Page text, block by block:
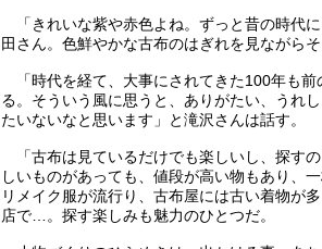
「きれいな紫や赤色よね。ずっと昔の時代
田さん。色鮮やかな古布のはぎれを見ながら
「時代を経て、大事にされてきた100年も前
る。そういう風に思うと、ありがたい、うれ
たいないなと思います」と滝沢さんは話す。
「古布は見ているだけでも楽しいし、探す
しいものがあっても、値段が高い物もあり、
リメイク服が流行り、古布屋には古い着物が
店で…。探す楽しみも魅力のひとつだ。